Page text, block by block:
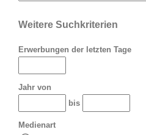
Weitere Suchkriterien
Erwerbungen der letzten Tage
Jahr von
bis
Medienart